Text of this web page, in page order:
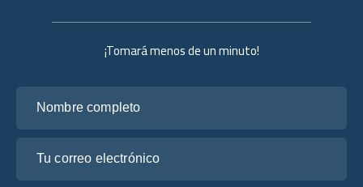
¡Tomará menos de un minuto!